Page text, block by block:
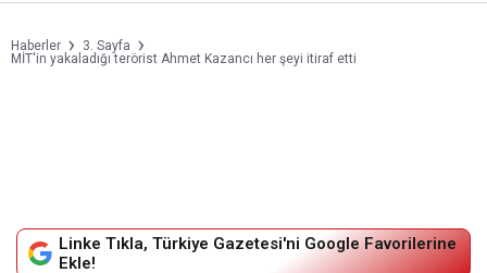
Haberler
3. Sayfa
MİT'in yakaladığı terörist Ahmet Kazancı her şeyi itiraf etti
Linke Tıkla, Türkiye Gazetesi'ni Google Favorilerine
Ekle!